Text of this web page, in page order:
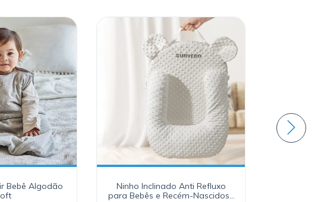
Bebê Algodão
Ninho Inclinado Anti Refluxo
para Bebês e Recém-Nascidos |